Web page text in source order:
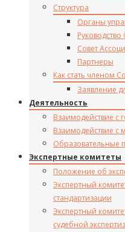
Структура
Органы
Совет
Партнеры
Как стать членом
Заявление
Деятельность
Взаимодействие с
Взаимодействие
Образовательные
Экспертные комитеты
Положение об
Экспертный
стандартизации
Экспертный
судебной